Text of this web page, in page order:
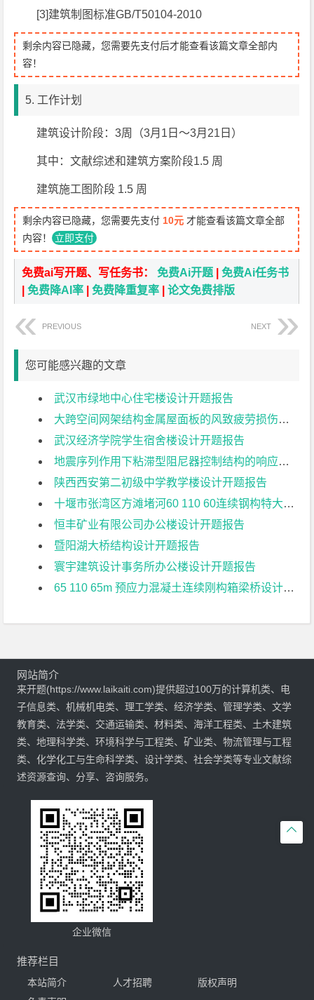
[3]建筑制图标准GB/T50104-2010
剩余内容已隐藏，您需要先支付后才能查看该篇文章全部内
容！
5. 工作计划
建筑设计阶段：3周（3月1日～3月21日）
其中：文献综述和建筑方案阶段1.5 周
建筑施工图阶段 1.5 周
剩余内容已隐藏，您需要先支付 10元 才能查看该篇文章全部
内容！ 立即支付
免费ai写开题、写任务书：免费Ai开题 |免费Ai任务书
|免费降AI率 |免费降重复率 |论文免费排版
PREVIOUS NEXT
您可能感兴趣的文章
武汉市绿地中心住宅楼设计开题报告
大跨空间网架结构金属屋面板的风致疲劳损伤研究开题报告
武汉经济学院学生宿舍楼设计开题报告
地震序列作用下粘滞型阻尼器控制结构的响应特征研究开题报告
陕西西安第二初级中学教学楼设计开题报告
十堰市张湾区方滩堵河60 110 60连续钢构特大桥上部结构设计开题报告
恒丰矿业有限公司办公楼设计开题报告
暨阳湖大桥结构设计开题报告
寰宇建筑设计事务所办公楼设计开题报告
65 110 65m 预应力混凝土连续刚构箱梁桥设计开题报告

网站简介
来开题(https://www.laikaiti.com)提供超过100万的计算机类、电
子信息类、机械机电类、理工学类、经济学类、管理学类、文学
教育类、法学类、交通运输类、材料类、海洋工程类、土木建筑
类、地理科学类、环境科学与工程类、矿业类、物流管理与工程
类、化学化工与生命科学类、设计学类、社会学类等专业文献综
述资源查询、分享、咨询服务。
企业微信
推荐栏目
本站简介 人才招聘
版权声明